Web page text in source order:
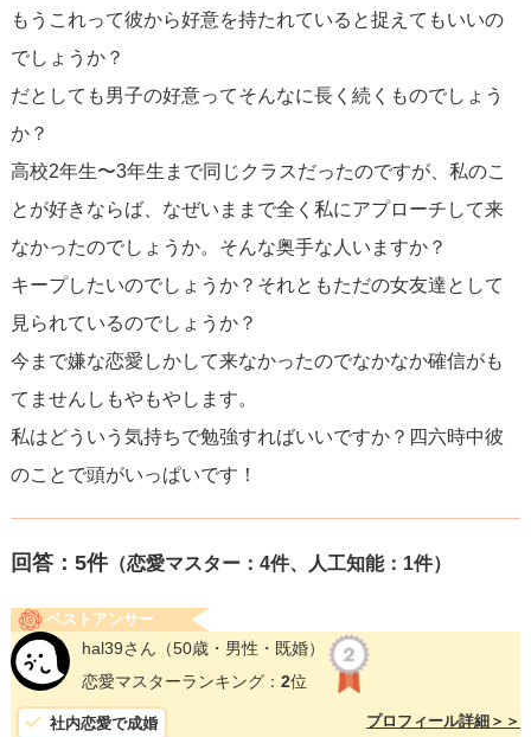
もうこれって彼から好意を持たれていると捉えてもいいの
でしょうか？
だとしても男子の好意ってそんなに長く続くものでしょう
か？
高校2年生〜3年生まで同じクラスだったのですが、私のこ
とが好きならば、なぜいままで全く私にアプローチして来
なかったのでしょうか。そんな奥手な人いますか？
キープしたいのでしょうか？それともただの女友達として
見られているのでしょうか？
今まで嫌な恋愛しかして来なかったのでなかなか確信がも
てませんしもやもやします。
私はどういう気持ちで勉強すればいいですか？四六時中彼
のことで頭がいっぱいです！
回答： 5件（恋愛マスター：4件、人工知能：1件）
ベストアンサー
hal39さん （50歳・男性・既婚）
恋愛マスターランキング： 2位
社内恋愛で成婚 プロフィール詳細＞＞